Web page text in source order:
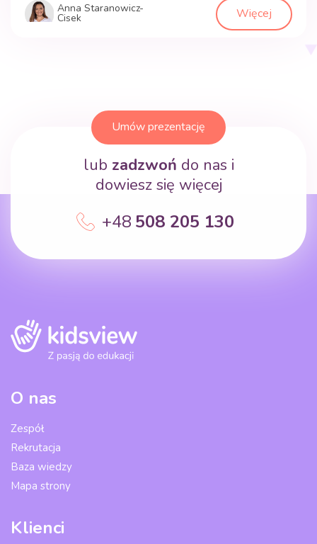
Anna Staranowicz-
Cisek Więcej
Umów prezentację
lub zadzwoń do nas i
dowiesz się więcej
+48 508 205 130
O nas
Zespół
Rekrutacja
Baza wiedzy
Mapa strony
Klienci